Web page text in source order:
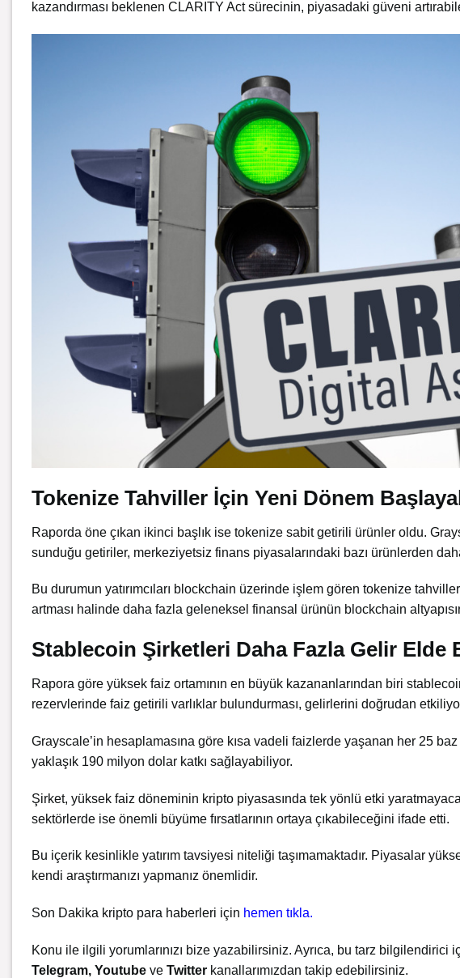
kazandırması beklenen CLARITY Act sürecinin, piyasadaki güveni
Tokenize Tahviller İçin Yeni Dönem
Raporda öne çıkan ikinci başlık ise tokenize sabit getirili ürünler oldu.
sunduğu getiriler, merkeziyetsiz finans piyasalarındaki bazı ürünlerden
Bu durumun yatırımcıları blockchain üzerinde işlem gören tokenize
artması halinde daha fazla geleneksel finansal ürünün blockchain
Stablecoin Şirketleri Daha Fazla Gelir Elde
Rapora göre yüksek faiz ortamının en büyük kazananlarından biri
rezervlerinde faiz getirili varlıklar bulundurması, gelirlerini doğrudan
Grayscale’in hesaplamasına göre kısa vadeli faizlerde yaşanan her 25 baz
yaklaşık 190 milyon dolar katkı sağlayabiliyor.
Şirket, yüksek faiz döneminin kripto piyasasında tek yönlü etki
sektörlerde ise önemli büyüme fırsatlarının ortaya çıkabileceğini ifade etti.
Bu içerik kesinlikle yatırım tavsiyesi niteliği taşımamaktadır. Piyasalar
kendi araştırmanızı yapmanız önemlidir.
Son Dakika kripto para haberleri için hemen tıkla.
Konu ile ilgili yorumlarınızı bize yazabilirsiniz. Ayrıca, bu tarz bilgilendirici
Telegram, Youtube ve Twitter kanallarımızdan takip edebilirsiniz.